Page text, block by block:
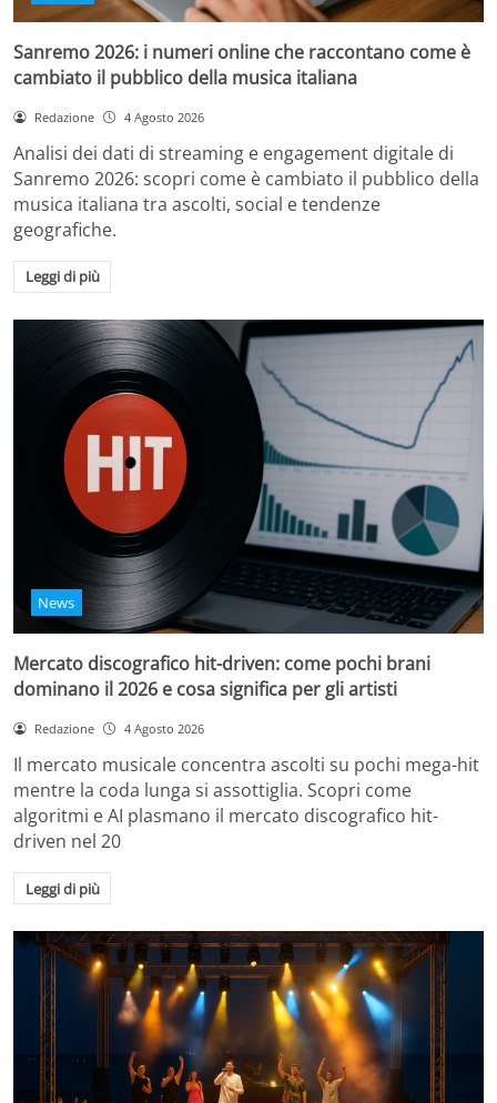
Sanremo 2026: i numeri online che raccontano come è
cambiato il pubblico della musica italiana
Redazione 4 Agosto 2026
Analisi dei dati di streaming e engagement digitale di
Sanremo 2026: scopri come è cambiato il pubblico della
musica italiana tra ascolti, social e tendenze
geografiche.
Leggi di più
News
Mercato discografico hit-driven: come pochi brani
dominano il 2026 e cosa significa per gli artisti
Redazione 4 Agosto 2026
Il mercato musicale concentra ascolti su pochi mega-hit
mentre la coda lunga si assottiglia. Scopri come
algoritmi e AI plasmano il mercato discografico hit-
driven nel 20
Leggi di più